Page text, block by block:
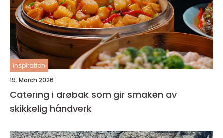
inspiration
19. March 2026
Catering i drøbak som gir smaken av
skikkelig håndverk